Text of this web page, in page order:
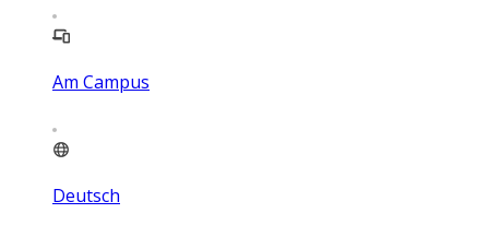
Am Campus
Deutsch